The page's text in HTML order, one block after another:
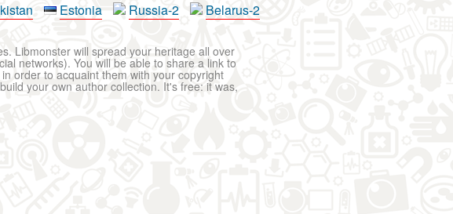
Estonia Russia-2 Belarus-2
Libmonster will spread your heritage all over
networks). You will be able to share a link to
order to acquaint them with your copyright
your own author collection. It's free: it was,